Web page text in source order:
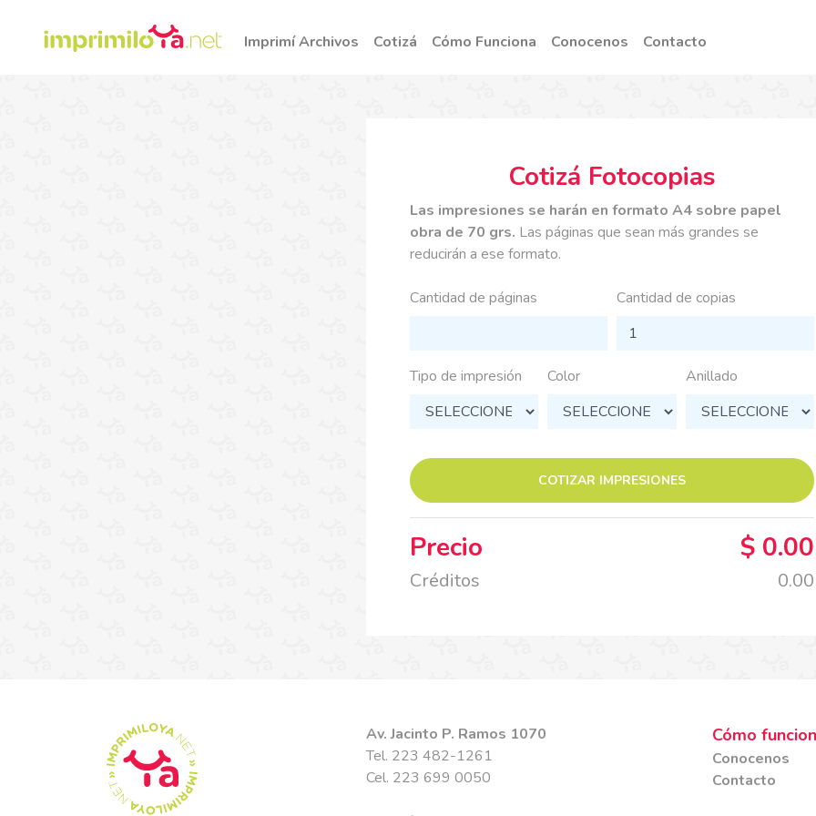
Imprimí Archivos Cotizá Cómo Funciona Conocenos Contacto
Cotizá Fotocopias
Las impresiones se harán en formato A4 sobre papel
obra de 70 grs. Las páginas que sean más grandes se
reducirán a ese formato.
Cantidad de páginas Cantidad de copias
Tipo de impresión Color Anillado
COTIZAR IMPRESIONES
Precio $ 0.00
Créditos 0.00
Av. Jacinto P. Ramos 1070
Tel. 223 482-1261
Cel. 223 699 0050
Cómo
Conocenos
Contacto